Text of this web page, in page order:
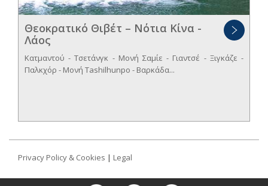
Θεοκρατικό Θιβέτ – Νότια Κίνα -
Λάος
Κατμαντού - Τσετάνγκ - Μονή Σαμίε - Γιαντσέ - Ξιγκάζε -
Παλκχόρ - Μονή Tashilhunpo - Βαρκάδα...
Privacy Policy & Cookies | Legal